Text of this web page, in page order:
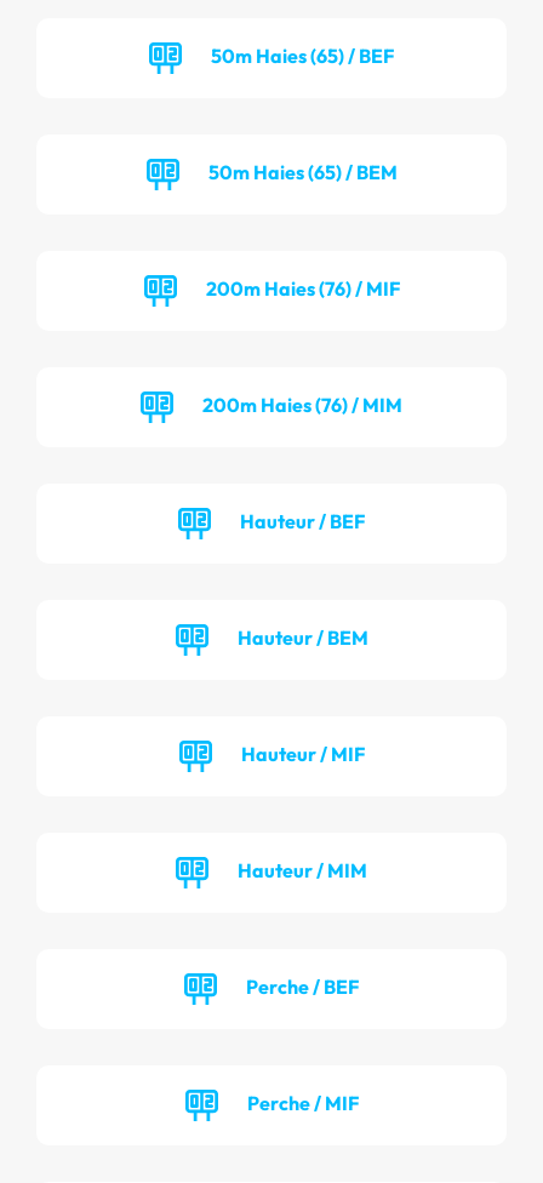
50m Haies (65) / BEF
50m Haies (65) / BEM
200m Haies (76) / MIF
200m Haies (76) / MIM
Hauteur / BEF
Hauteur / BEM
Hauteur / MIF
Hauteur / MIM
Perche / BEF
Perche / MIF